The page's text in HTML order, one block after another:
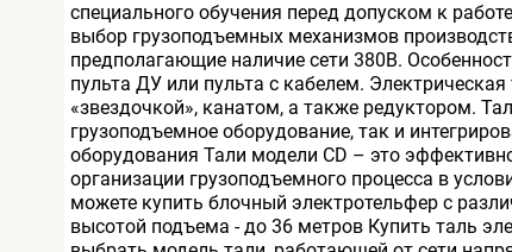
специального обучения перед допуском к
выбор грузоподъемных механизмов
предполагающие наличие сети 380В.
пульта ДУ или пульта с кабелем.
«звездочкой», канатом, а также редуктором.
грузоподъемное оборудование, так и
оборудования Тали модели CD – это
организации грузоподъемного процесса в
можете купить блочный электротельфер с
высотой подъема - до 36 метров Купить таль